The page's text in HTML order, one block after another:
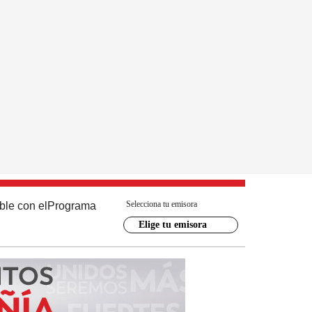
con el Programa Selecciona tu emisora
Elige tu emisora